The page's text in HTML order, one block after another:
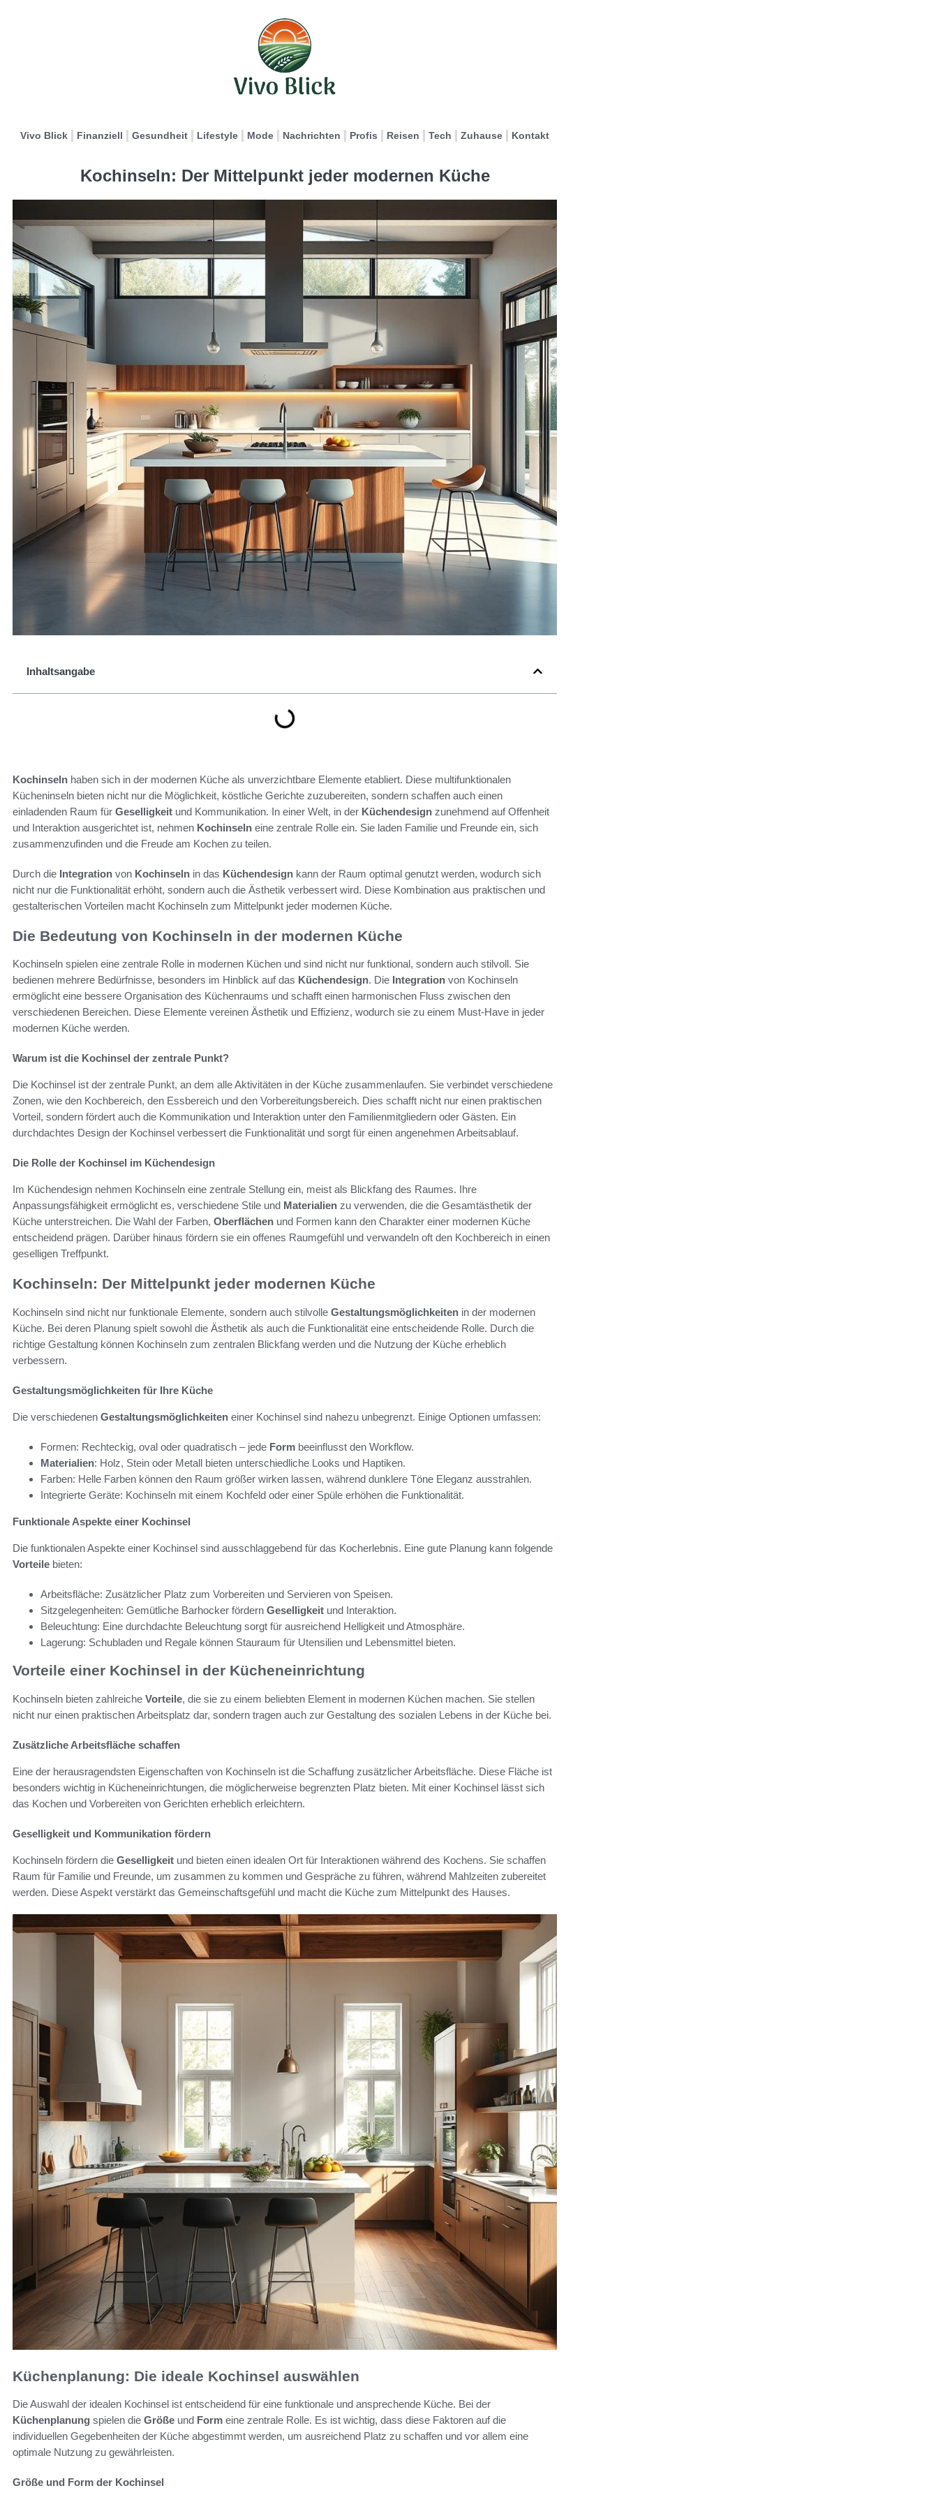
Vivo Blick Finanziell Gesundheit Lifestyle Mode Nachrichten Profis Reisen Tech Zuhause Kontakt
Kochinseln: Der Mittelpunkt jeder modernen Küche
Inhaltsangabe
Kochinseln haben sich in der modernen Küche als unverzichtbare Elemente etabliert. Diese multifunktionalen
Kücheninseln bieten nicht nur die Möglichkeit, köstliche Gerichte zuzubereiten, sondern schaffen auch einen
einladenden Raum für Geselligkeit und Kommunikation. In einer Welt, in der Küchendesign zunehmend auf Offenheit
und Interaktion ausgerichtet ist, nehmen Kochinseln eine zentrale Rolle ein. Sie laden Familie und Freunde ein, sich
zusammenzufinden und die Freude am Kochen zu teilen.
Durch die Integration von Kochinseln in das Küchendesign kann der Raum optimal genutzt werden, wodurch sich
nicht nur die Funktionalität erhöht, sondern auch die Ästhetik verbessert wird. Diese Kombination aus praktischen und
gestalterischen Vorteilen macht Kochinseln zum Mittelpunkt jeder modernen Küche.
Die Bedeutung von Kochinseln in der modernen Küche
Kochinseln spielen eine zentrale Rolle in modernen Küchen und sind nicht nur funktional, sondern auch stilvoll. Sie
bedienen mehrere Bedürfnisse, besonders im Hinblick auf das Küchendesign. Die Integration von Kochinseln
ermöglicht eine bessere Organisation des Küchenraums und schafft einen harmonischen Fluss zwischen den
verschiedenen Bereichen. Diese Elemente vereinen Ästhetik und Effizienz, wodurch sie zu einem Must-Have in jeder
modernen Küche werden.
Warum ist die Kochinsel der zentrale Punkt?
Die Kochinsel ist der zentrale Punkt, an dem alle Aktivitäten in der Küche zusammenlaufen. Sie verbindet verschiedene
Zonen, wie den Kochbereich, den Essbereich und den Vorbereitungsbereich. Dies schafft nicht nur einen praktischen
Vorteil, sondern fördert auch die Kommunikation und Interaktion unter den Familienmitgliedern oder Gästen. Ein
durchdachtes Design der Kochinsel verbessert die Funktionalität und sorgt für einen angenehmen Arbeitsablauf.
Die Rolle der Kochinsel im Küchendesign
Im Küchendesign nehmen Kochinseln eine zentrale Stellung ein, meist als Blickfang des Raumes. Ihre
Anpassungsfähigkeit ermöglicht es, verschiedene Stile und Materialien zu verwenden, die die Gesamtästhetik der
Küche unterstreichen. Die Wahl der Farben, Oberflächen und Formen kann den Charakter einer modernen Küche
entscheidend prägen. Darüber hinaus fördern sie ein offenes Raumgefühl und verwandeln oft den Kochbereich in einen
geselligen Treffpunkt.
Kochinseln: Der Mittelpunkt jeder modernen Küche
Kochinseln sind nicht nur funktionale Elemente, sondern auch stilvolle Gestaltungsmöglichkeiten in der modernen
Küche. Bei deren Planung spielt sowohl die Ästhetik als auch die Funktionalität eine entscheidende Rolle. Durch die
richtige Gestaltung können Kochinseln zum zentralen Blickfang werden und die Nutzung der Küche erheblich
verbessern.
Gestaltungsmöglichkeiten für Ihre Küche
Die verschiedenen Gestaltungsmöglichkeiten einer Kochinsel sind nahezu unbegrenzt. Einige Optionen umfassen:
Formen: Rechteckig, oval oder quadratisch – jede Form beeinflusst den Workflow.
Materialien: Holz, Stein oder Metall bieten unterschiedliche Looks und Haptiken.
Farben: Helle Farben können den Raum größer wirken lassen, während dunklere Töne Eleganz ausstrahlen.
Integrierte Geräte: Kochinseln mit einem Kochfeld oder einer Spüle erhöhen die Funktionalität.
Funktionale Aspekte einer Kochinsel
Die funktionalen Aspekte einer Kochinsel sind ausschlaggebend für das Kocherlebnis. Eine gute Planung kann folgende
Vorteile bieten:
Arbeitsfläche: Zusätzlicher Platz zum Vorbereiten und Servieren von Speisen.
Sitzgelegenheiten: Gemütliche Barhocker fördern Geselligkeit und Interaktion.
Beleuchtung: Eine durchdachte Beleuchtung sorgt für ausreichend Helligkeit und Atmosphäre.
Lagerung: Schubladen und Regale können Stauraum für Utensilien und Lebensmittel bieten.
Vorteile einer Kochinsel in der Kücheneinrichtung
Kochinseln bieten zahlreiche Vorteile, die sie zu einem beliebten Element in modernen Küchen machen. Sie stellen
nicht nur einen praktischen Arbeitsplatz dar, sondern tragen auch zur Gestaltung des sozialen Lebens in der Küche bei.
Zusätzliche Arbeitsfläche schaffen
Eine der herausragendsten Eigenschaften von Kochinseln ist die Schaffung zusätzlicher Arbeitsfläche. Diese Fläche ist
besonders wichtig in Kücheneinrichtungen, die möglicherweise begrenzten Platz bieten. Mit einer Kochinsel lässt sich
das Kochen und Vorbereiten von Gerichten erheblich erleichtern.
Geselligkeit und Kommunikation fördern
Kochinseln fördern die Geselligkeit und bieten einen idealen Ort für Interaktionen während des Kochens. Sie schaffen
Raum für Familie und Freunde, um zusammen zu kommen und Gespräche zu führen, während Mahlzeiten zubereitet
werden. Diese Aspekt verstärkt das Gemeinschaftsgefühl und macht die Küche zum Mittelpunkt des Hauses.
Küchenplanung: Die ideale Kochinsel auswählen
Die Auswahl der idealen Kochinsel ist entscheidend für eine funktionale und ansprechende Küche. Bei der
Küchenplanung spielen die Größe und Form eine zentrale Rolle. Es ist wichtig, dass diese Faktoren auf die
individuellen Gegebenheiten der Küche abgestimmt werden, um ausreichend Platz zu schaffen und vor allem eine
optimale Nutzung zu gewährleisten.
Größe und Form der Kochinsel